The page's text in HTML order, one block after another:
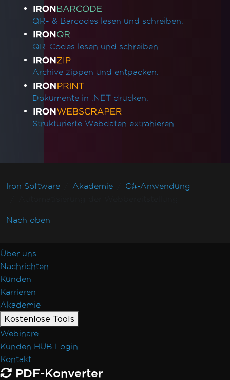
QR- & Barcodes lesen und schreiben.
QR-Codes lesen und schreiben.
Archive zippen und entpacken.
Dokumente in .NET drucken.
Strukturierte Webdaten extrahieren.
Iron Software Akademie
C#-Anwendung
Nach oben
Über uns
Nachrichten
Kunden
Karrieren
Akademie
Kostenlose Tools
Webinare
Kunden HUB Login
Kontakt
PDF-Konverter